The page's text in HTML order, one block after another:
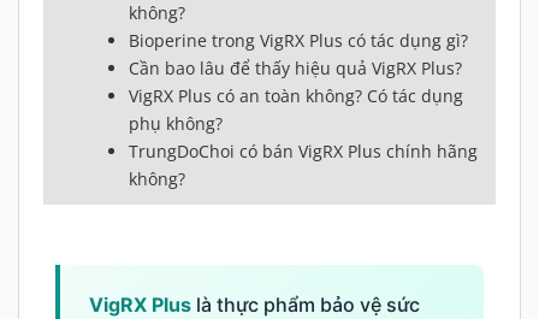
không?
Bioperine trong VigRX Plus có tác dụng gì?
Cần bao lâu để thấy hiệu quả VigRX Plus?
VigRX Plus có an toàn không? Có tác dụng
phụ không?
TrungDoChoi có bán VigRX Plus chính hãng
không?
VigRX Plus là thực phẩm bảo vệ sức